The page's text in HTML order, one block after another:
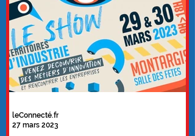
leConnecté.fr
27 mars 2023